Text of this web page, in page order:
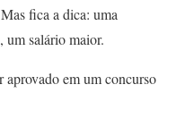
fica a dica: uma
um salário maior.
aprovado em um concurso